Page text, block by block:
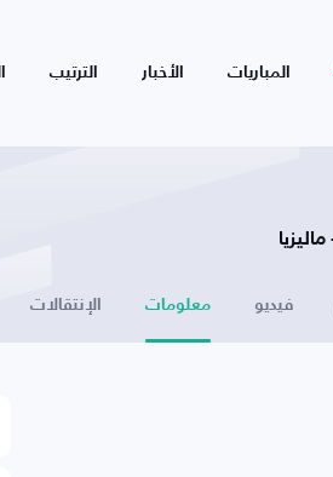
المباريات الأخبار الترتيب
فيديو معلومات الإنتقالات